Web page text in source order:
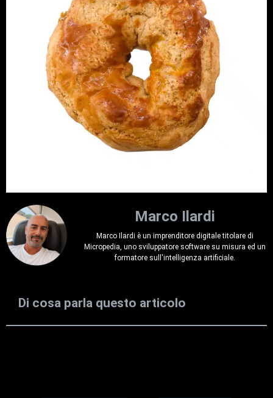
Marco Ilardi
Marco Ilardi è un imprenditore digitale titolare di
Micropedia, uno sviluppatore software su misura ed un
formatore sull'intelligenza artificiale.
Di cosa parla questo articolo